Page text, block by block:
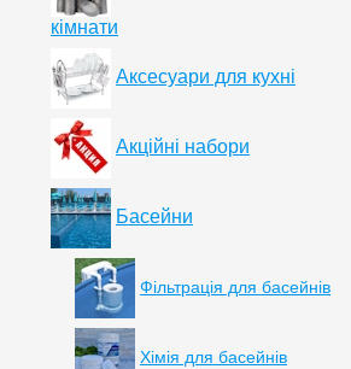
кімнати
Аксесуари для кухні
Акційні набори
Басейни
Фільтрація для басейнів
Хімія для басейнів